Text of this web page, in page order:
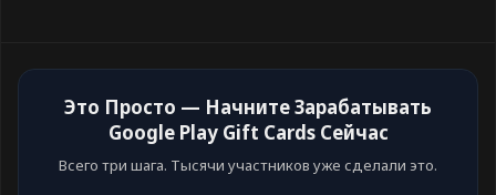
Это Просто — Начните Зарабатывать
Google Play Gift Cards Сейчас
Всего три шага. Тысячи участников уже сделали это.